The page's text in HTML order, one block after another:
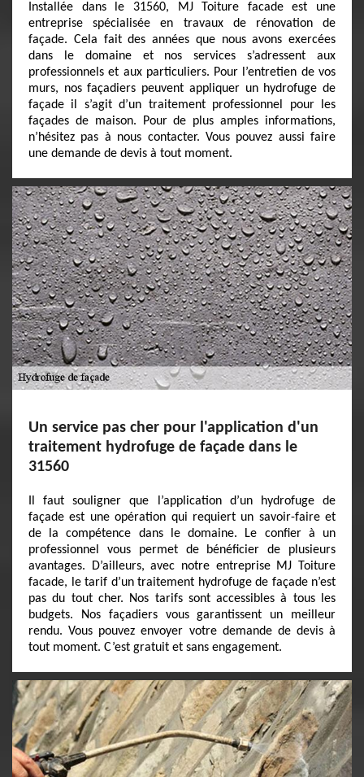
Installée dans le 31560, MJ Toiture facade est une
entreprise spécialisée en travaux de rénovation de
façade. Cela fait des années que nous avons exercées
dans le domaine et nos services s’adressent aux
professionnels et aux particuliers. Pour l’entretien de vos
murs, nos façadiers peuvent appliquer un hydrofuge de
façade il s’agit d’un traitement professionnel pour les
façades de maison. Pour de plus amples informations,
n’hésitez pas à nous contacter. Vous pouvez aussi faire
une demande de devis à tout moment.
Un service pas cher pour l'application d'un
traitement hydrofuge de façade dans le
31560
Il faut souligner que l’application d’un hydrofuge de
façade est une opération qui requiert un savoir-faire et
de la compétence dans le domaine. Le confier à un
professionnel vous permet de bénéficier de plusieurs
avantages. D’ailleurs, avec notre entreprise MJ Toiture
facade, le tarif d’un traitement hydrofuge de façade n’est
pas du tout cher. Nos tarifs sont accessibles à tous les
budgets. Nos façadiers vous garantissent un meilleur
rendu. Vous pouvez envoyer votre demande de devis à
tout moment. C’est gratuit et sans engagement.